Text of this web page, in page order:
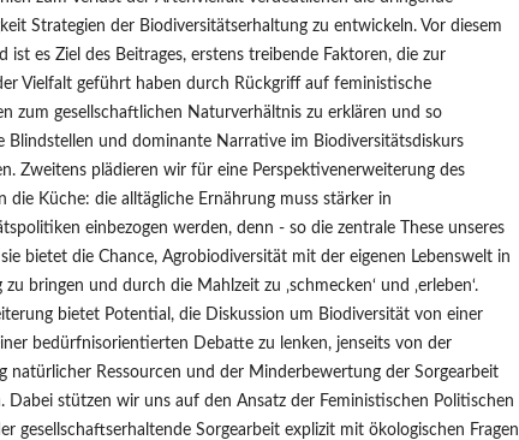
Strategien der Biodiversitätserhaltung zu entwickeln. Vor diesem
ist es Ziel des Beitrages, erstens treibende Faktoren, die zur
Vielfalt geführt haben durch Rückgriff auf feministische
zum gesellschaftlichen Naturverhältnis zu erklären und so
Blindstellen und dominante Narrative im Biodiversitätsdiskurs
Zweitens plädieren wir für eine Perspektivenerweiterung des
die Küche: die alltägliche Ernährung muss stärker in
einbezogen werden, denn - so die zentrale These unseres
sie bietet die Chance, Agrobiodiversität mit der eigenen Lebenswelt in
zu bringen und durch die Mahlzeit zu ‚schmecken‘ und ‚erleben‘.
bietet Potential, die Diskussion um Biodiversität von einer
bedürfnisorientierten Debatte zu lenken, jenseits von der
natürlicher Ressourcen und der Minderbewertung der Sorgearbeit
Dabei stützen wir uns auf den Ansatz der Feministischen Politischen
gesellschaftserhaltende Sorgearbeit explizit mit ökologischen Fragen